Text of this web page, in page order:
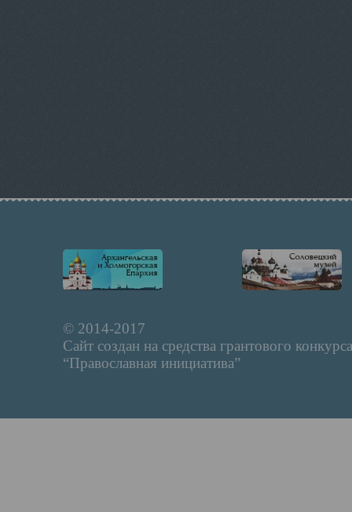
© 2014-2017
Сайт создан на средства грантового конкурса
“Православная инициатива”